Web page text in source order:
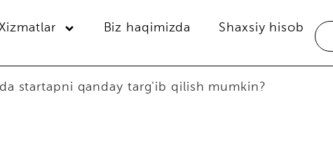
Biz haqimizda Shaxsiy hisob
startapni qanday targ'ib qilish mumkin?